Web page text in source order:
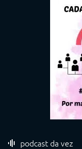
podcast da vez